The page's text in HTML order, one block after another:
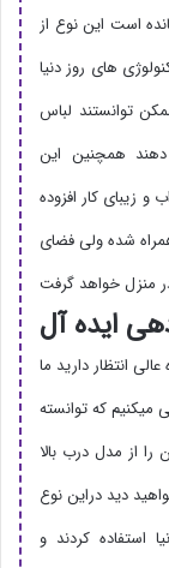
است این نوع از
های روز دنیا
توانستند لباس
همچنین این
و زیبای کار افزوده
شده ولی فضای
ایده آل
انتظار دارید ما
که توانسته
را از مدل درب بالا
دید دراین نوع
استفاده کردند و